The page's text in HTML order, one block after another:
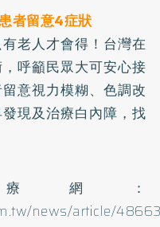
者留意4症狀
老人才會得！台灣在
呼籲民眾大可安心接
意視力模糊、色調改
現及治療白內障，找
網：
news/article/